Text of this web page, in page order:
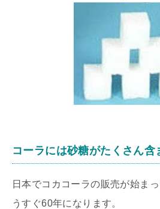
コーラには砂糖がたくさん含
日本でコカコーラの販売が始ま
うすぐ60年になります。